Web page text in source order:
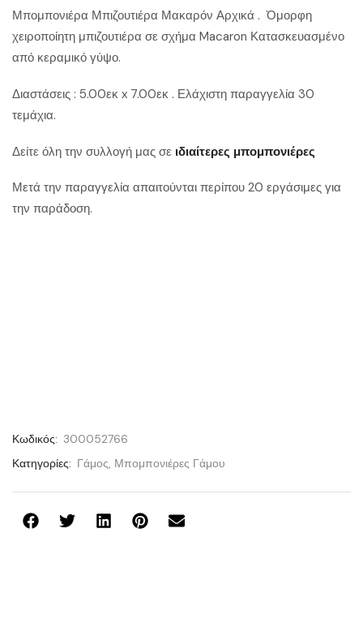
Μπομπονιέρα Μπιζουτιέρα Μακαρόν Αρχικά . Όμορφη
χειροποίητη μπιζουτιέρα σε σχήμα Macaron Κατασκευασμένο
από κεραμικό γύψο.
Διαστάσεις : 5.00εκ x 7.00εκ . Ελάχιστη παραγγελία 30
τεμάχια.
Δείτε όλη την συλλογή μας σε ιδιαίτερες μπομπονιέρες
Μετά την παραγγελία απαιτούνται περίπου 20 εργάσιμες για
την παράδοση.
Κωδικός: 300052766
Κατηγορίες: Γάμος, Μπομπονιέρες Γάμου